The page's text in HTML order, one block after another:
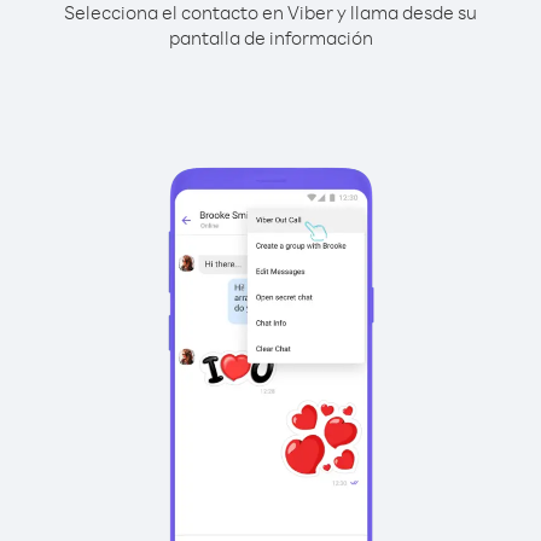
Selecciona el contacto en Viber y llama desde su
pantalla de información